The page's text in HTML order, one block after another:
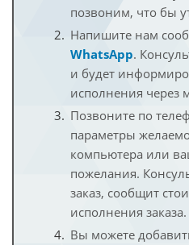
позвоним, что бы
Напишите нам
WhatsApp.
и будет
исполнения через
Позвоните по
параметры
компьютера или
пожелания.
заказ, сообщит
исполнения заказа.
Вы можете